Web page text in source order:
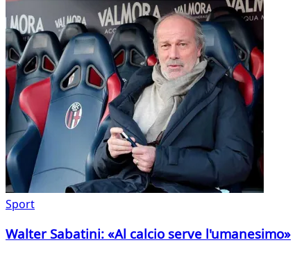
Sport
Walter Sabatini: «Al calcio serve l'umanesimo»